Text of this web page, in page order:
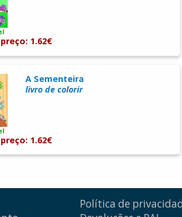
1.62€
A Sementeira
livro de colorir
1.62€
Política de